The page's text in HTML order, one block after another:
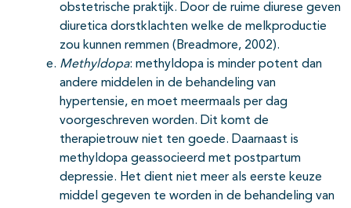
obstetrische praktijk. Door de ruime diurese geven
diuretica dorstklachten welke de melkproductie
zou kunnen remmen (Breadmore, 2002).
Methyldopa: methyldopa is minder potent dan
andere middelen in de behandeling van
hypertensie, en moet meermaals per dag
voorgeschreven worden. Dit komt de
therapietrouw niet ten goede. Daarnaast is
methyldopa geassocieerd met postpartum
depressie. Het dient niet meer als eerste keuze
middel gegeven te worden in de behandeling van